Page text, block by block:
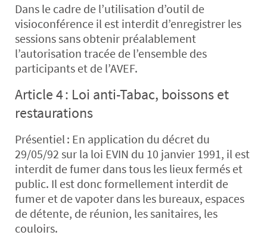
Dans le cadre de l’utilisation d’outil de
visioconférence il est interdit d’enregistrer les
sessions sans obtenir préalablement
l’autorisation tracée de l’ensemble des
participants et de l’AVEF.
Article 4 : Loi anti-Tabac, boissons et
restaurations
Présentiel : En application du décret du
29/05/92 sur la loi EVIN du 10 janvier 1991, il est
interdit de fumer dans tous les lieux fermés et
public. Il est donc formellement interdit de
fumer et de vapoter dans les bureaux, espaces
de détente, de réunion, les sanitaires, les
couloirs.